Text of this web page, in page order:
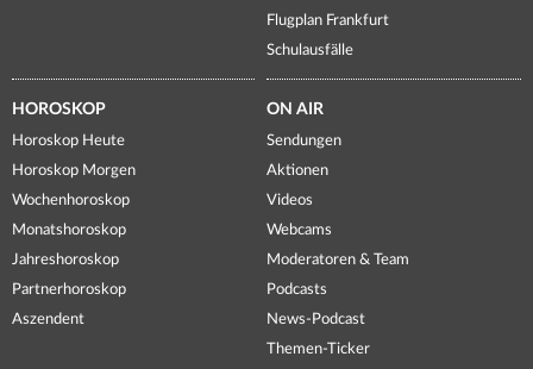
Flugplan Frankfurt
Schulausfälle
HOROSKOP
Horoskop Heute
Horoskop Morgen
Wochenhoroskop
Monatshoroskop
Jahreshoroskop
Partnerhoroskop
Aszendent
ON AIR
Sendungen
Aktionen
Videos
Webcams
Moderatoren & Team
Podcasts
News-Podcast
Themen-Ticker